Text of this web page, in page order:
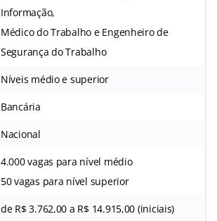
Informação,
Médico do Trabalho e Engenheiro de
Segurança do Trabalho
Níveis médio e superior
Bancária
Nacional
4.000 vagas para nível médio
50 vagas para nível superior
de R$ 3.762,00 a R$ 14.915,00 (iniciais)